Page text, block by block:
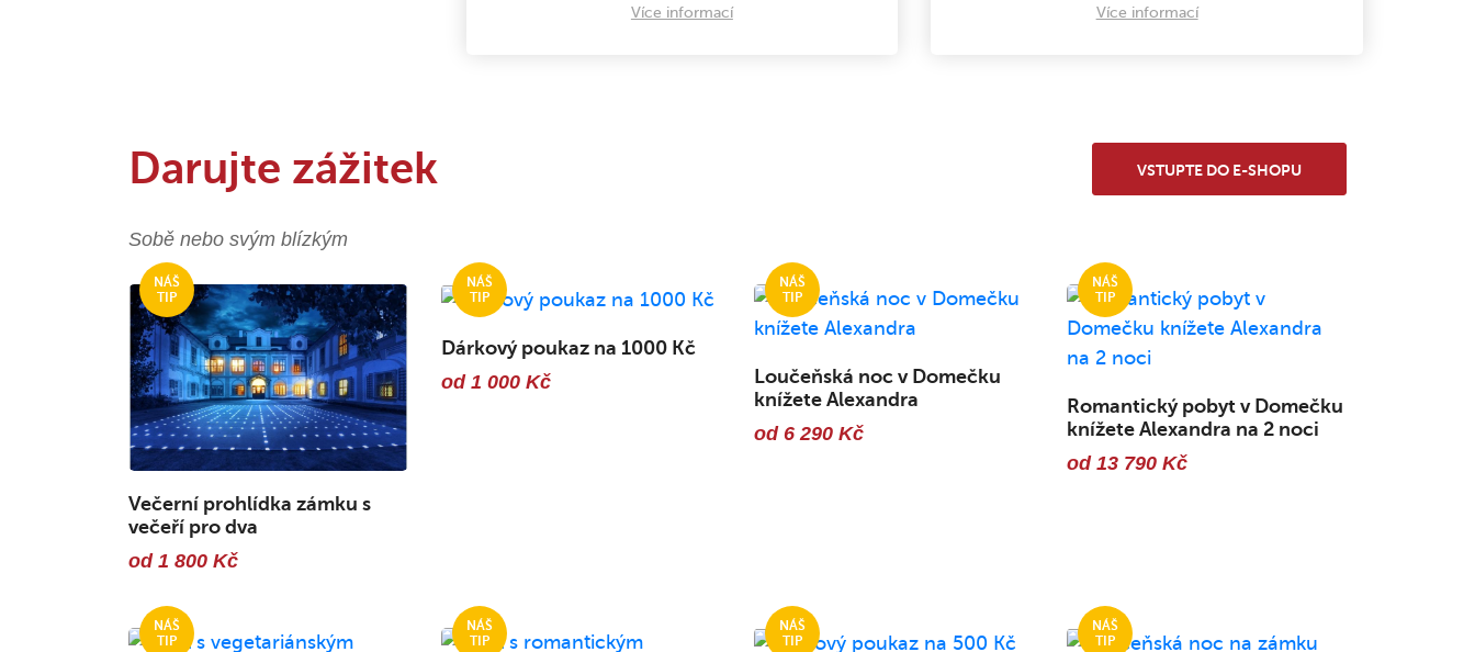
Více informací Více informací
Darujte zážitek
Sobě nebo svým blízkým
Večerní prohlídka zámku s
večeří pro dva
od 1 800 Kč
Dárkový poukaz na 1000 Kč
od 1 000 Kč
Loučeňská noc v Domečku
knížete Alexandra
od 6 290 Kč
Romantický pobyt v Domečku
knížete Alexandra na 2 noci
od 13 790 Kč
VSTUPTE DO E-SHOPU